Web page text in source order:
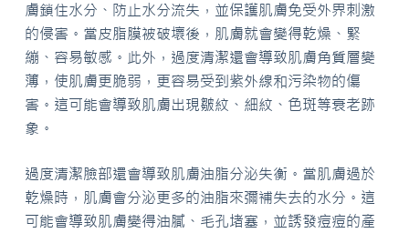
膚鎖住水分、防止水分流失，並保護肌膚免受外界刺激
的侵害。當皮脂膜被破壞後，肌膚就會變得乾燥、緊
繃、容易敏感。此外，過度清潔還會導致肌膚角質層變
薄，使肌膚更脆弱，更容易受到紫外線和污染物的傷
害。這可能會導致肌膚出現皺紋、細紋、色斑等衰老跡
象。
過度清潔臉部還會導致肌膚油脂分泌失衡。當肌膚過於
乾燥時，肌膚會分泌更多的油脂來彌補失去的水分。這
可能會導致肌膚變得油膩、毛孔堵塞，並誘發痘痘的產